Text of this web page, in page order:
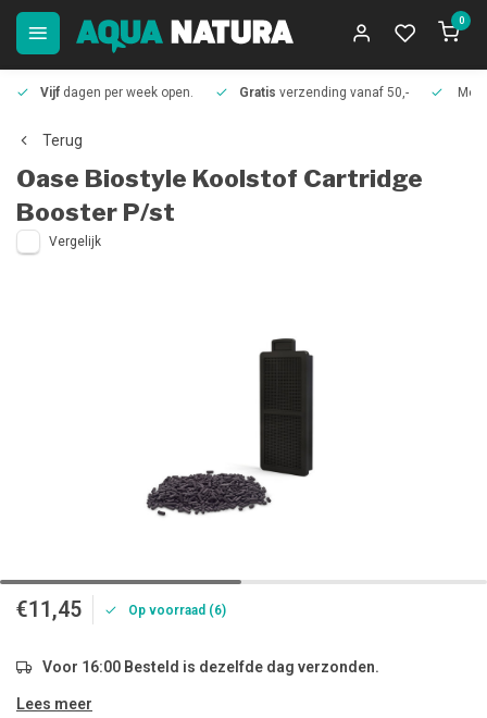
0
Vijf dagen per week open. Gratis verzending vanaf 50,-
Terug
Oase Biostyle Koolstof Cartridge
Booster P/st
Vergelijk
€11,45 Op voorraad (6)
Voor 16:00 Besteld is dezelfde dag verzonden.
Lees meer